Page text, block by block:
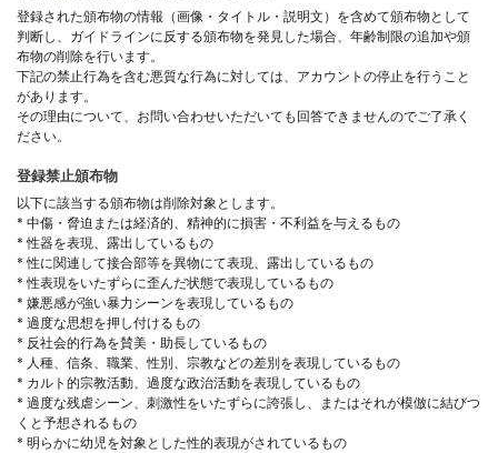
登録された頒布物の情報（画像・タイトル・説明文）を含めて頒布物として
判断し、ガイドラインに反する頒布物を発見した場合、年齢制限の追加や頒
布物の削除を行います。
下記の禁止行為を含む悪質な行為に対しては、アカウントの停止を行うこと
があります。
その理由について、お問い合わせいただいても回答できませんのでご了承く
ださい。
登録禁止頒布物
以下に該当する頒布物は削除対象とします。
* 中傷・脅迫または経済的、精神的に損害・不利益を与えるもの
* 性器を表現、露出しているもの
* 性に関連して接合部等を異物にて表現、露出しているもの
* 性表現をいたずらに歪んだ状態で表現しているもの
* 嫌悪感が強い暴力シーンを表現しているもの
* 過度な思想を押し付けるもの
* 反社会的行為を賛美・助長しているもの
* 人種、信条、職業、性別、宗教などの差別を表現しているもの
* カルト的宗教活動、過度な政治活動を表現しているもの
* 過度な残虐シーン、刺激性をいたずらに誇張し、またはそれが模倣に結びつ
くと予想されるもの
* 明らかに幼児を対象とした性的表現がされているもの